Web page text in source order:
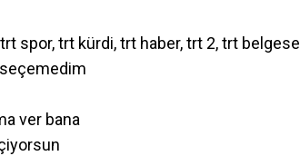
trt spor, trt kürdi, trt haber, trt 2, trt belgesel
seçemedim
ver bana